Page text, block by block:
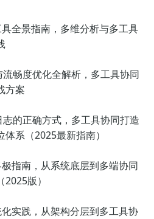
全景指南，多维分析与多工具
畅度优化全解析，多工具协同
方案
的正确方式，多工具协同打造
系（2025最新指南）
指南，从系统底层到多端协同
版）
实践，从架构分层到多工具协